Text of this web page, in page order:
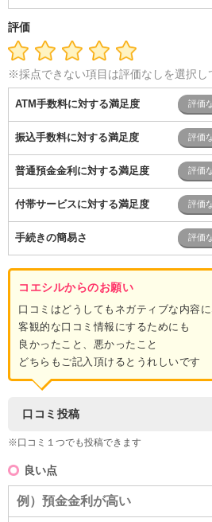
ス
士業・コンサルティング 金融
ービス
専業主婦（夫）
営業
評価
※採点できない項目は評価なしを選択し
ATM手数料に対する満足度
振込手数料に対する満足度
普通預金金利に対する満足度
付帯サービスに対する満足度
手続きの簡易さ
コエシルからのお願い
口コミはどうしてもネガティブな内容に
客観的な口コミ情報にするためにも
良かったこと、悪かったこと
どちらもご記入頂けるとうれしいです
口コミ投稿
※口コミ１つでも投稿できます
良い点